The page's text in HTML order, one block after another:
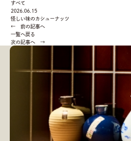
すべて
2026.06.15
怪しい味のカシューナッツ
← 前の記事へ
一覧へ戻る
次の記事へ →